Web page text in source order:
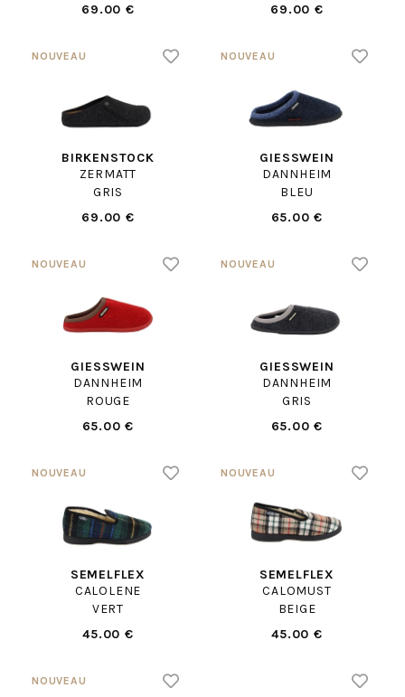
69.00 €
69.00 €
BIRKENSTOCK
ZERMATT
GRIS
69.00 €
GIESSWEIN
DANNHEIM
BLEU
65.00 €
GIESSWEIN
DANNHEIM
ROUGE
65.00 €
GIESSWEIN
DANNHEIM
GRIS
65.00 €
SEMELFLEX
CALOLENE
VERT
45.00 €
SEMELFLEX
CALOMUST
BEIGE
45.00 €